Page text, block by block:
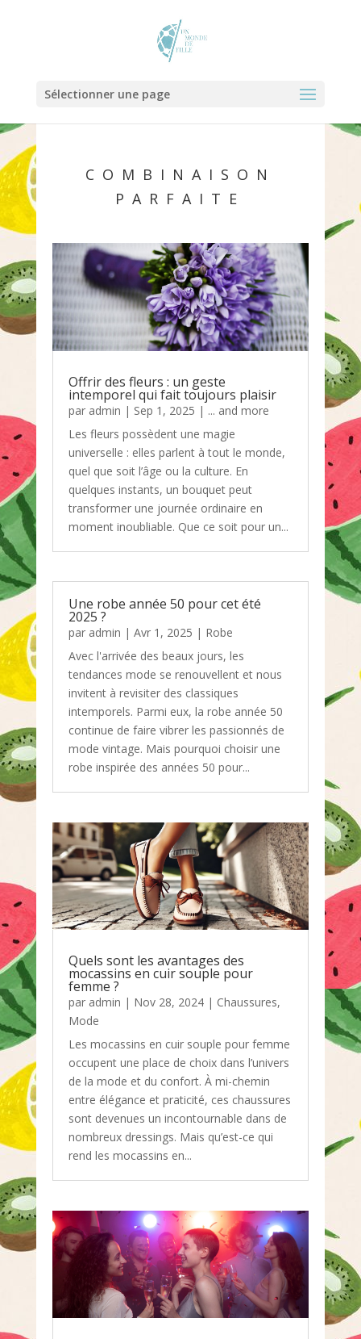
Sélectionner une page
COMBINAISON
PARFAITE
Offrir des fleurs : un geste
intemporel qui fait toujours plaisir
par admin | Sep 1, 2025 | ... and more
Les fleurs possèdent une magie
universelle : elles parlent à tout le monde,
quel que soit l’âge ou la culture. En
quelques instants, un bouquet peut
transformer une journée ordinaire en
moment inoubliable. Que ce soit pour un...
Une robe année 50 pour cet été
2025 ?
par admin | Avr 1, 2025 | Robe
Avec l'arrivée des beaux jours, les
tendances mode se renouvellent et nous
invitent à revisiter des classiques
intemporels. Parmi eux, la robe année 50
continue de faire vibrer les passionnés de
mode vintage. Mais pourquoi choisir une
robe inspirée des années 50 pour...
Quels sont les avantages des
mocassins en cuir souple pour
femme ?
par admin | Nov 28, 2024| Chaussures,
Mode
Les mocassins en cuir souple pour femme
occupent une place de choix dans l’univers
de la mode et du confort. À mi-chemin
entre élégance et praticité, ces chaussures
sont devenues un incontournable dans de
nombreux dressings. Mais qu’est-ce qui
rend les mocassins en...